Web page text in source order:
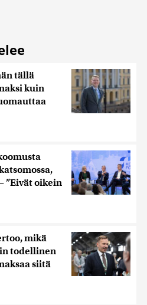
tällä
kuin
”Eivät oikein
mikä
todellinen
siitä